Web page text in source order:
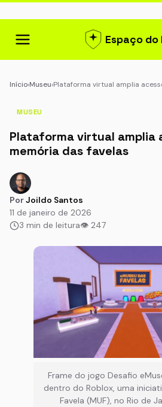
Espaço do
Início›Museu›Plataforma virtual amplia
MUSEU
Plataforma virtual amplia
memória das favelas
PorJoildo Santos
11 de janeiro de 2026
3 min de leitura👁 247
Frame do jogo Desafio
dentro do Roblox, uma
Favela (MUF), no Rio de